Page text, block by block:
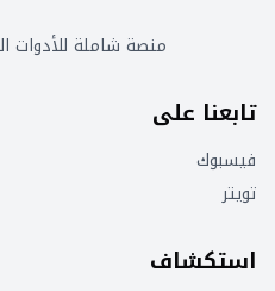
منصة شاملة للأدوات
تابعنا على
فيسبوك
تويتر
استكشاف